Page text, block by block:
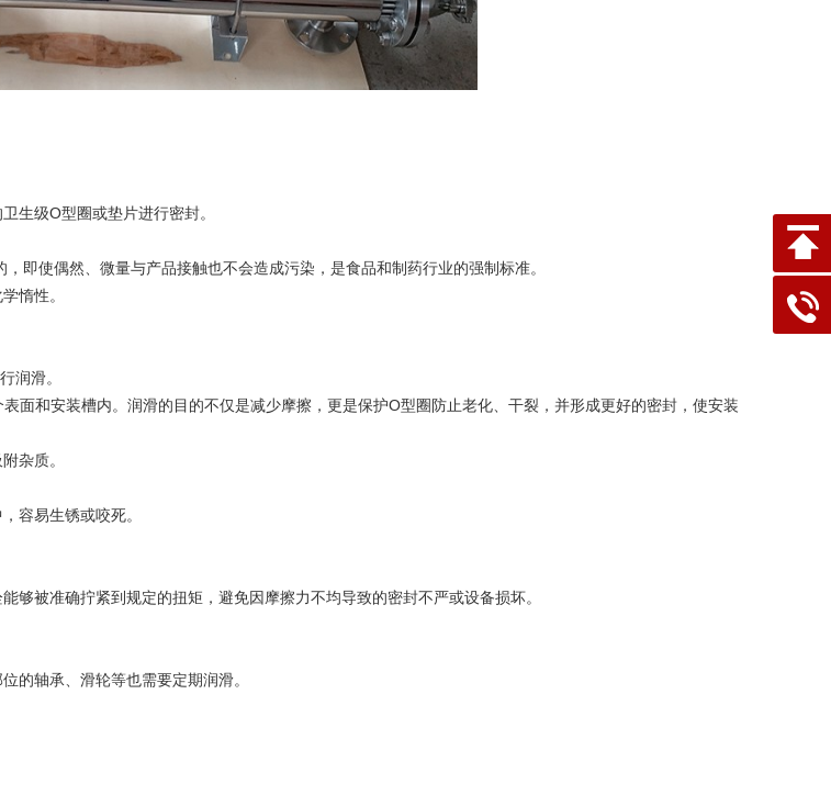
级O型圈或垫片进行密封。
使偶然、微量与产品接触也不会造成污染，是食品和制药行业的强制标准。
惰性。
润滑。
和安装槽内。润滑的目的不仅是减少摩擦，更是保护O型圈防止老化、干裂，并形成更好的密封，使安装
杂质。
容易生锈或咬死。
被准确拧紧到规定的扭矩，避免因摩擦力不均导致的密封不严或设备损坏。
轴承、滑轮等也需要定期润滑。